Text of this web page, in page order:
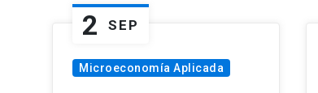
2 SEP
Microeconomía Aplicada